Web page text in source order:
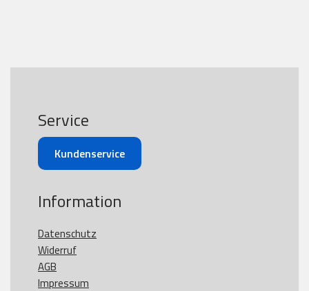
Service
Kundenservice
Information
Datenschutz
Widerruf
AGB
Impressum